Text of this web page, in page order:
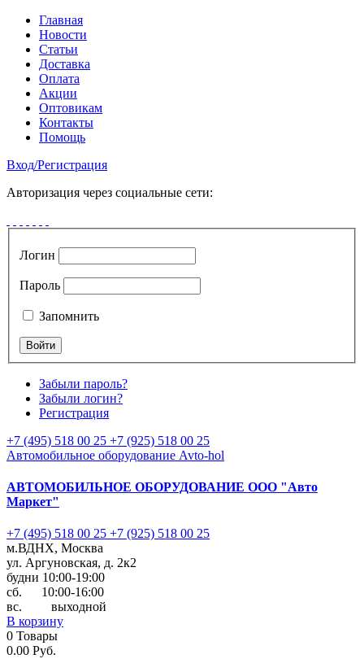
Главная
Новости
Статьи
Доставка
Оплата
Акции
Оптовикам
Контакты
Помощь
Вход/Регистрация
Авторизация через социальные сети:
Логин
Пароль
Запомнить
Забыли пароль?
Забыли логин?
Регистрация
+7 (495) 518 00 25 +7 (925) 518 00 25
Автомобильное оборудование Avto-hol
АВТОМОБИЛЬНОЕ ОБОРУДОВАНИЕ ООО "Авто
Маркет"
+7 (495) 518 00 25 +7 (925) 518 00 25
м.ВДНХ, Москва
ул. Аргуновская, д. 2к2
будни 10:00-19:00
cб. 10:00-16:00
вс. выходной
В корзину
0 Товары
0.00 Руб.